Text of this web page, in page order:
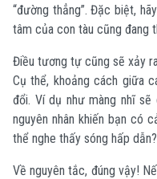
“đường thẳng”. Đặc biệt,
tâm của con tàu cũng đang
Điều tương tự cũng sẽ xảy
Cụ thể, khoảng cách giữa
đổi. Ví dụ như màng nhĩ sẽ
nguyên nhân khiến bạn có
thể nghe thấy sóng hấp dẫn?
Về nguyên tắc, đúng vậy!